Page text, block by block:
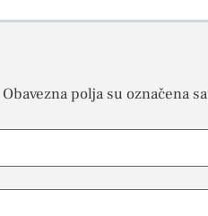
Obavezna polja su označena sa